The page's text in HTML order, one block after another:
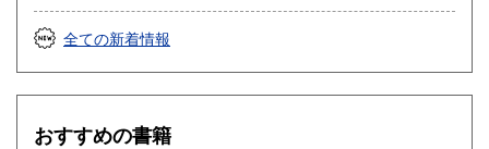
全ての新着情報
おすすめの書籍